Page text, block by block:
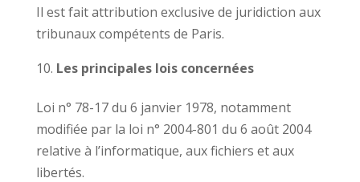
Il est fait attribution exclusive de juridiction aux
tribunaux compétents de Paris.
Les principales lois concernées
Loi n° 78-17 du 6 janvier 1978, notamment
modifiée par la loi n° 2004-801 du 6 août 2004
relative à l’informatique, aux fichiers et aux
libertés.